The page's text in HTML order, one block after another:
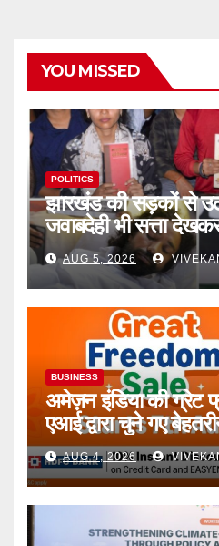
YOU MISSED
POLITICS
झारखंड की सड़कों से
जवाबदेही भी सत्ता
AUG 5, 2026
BUSINESS
अमेज़न इंडिया की ग्रेट
एआई द्वारा चुने गए
AUG 4, 2026